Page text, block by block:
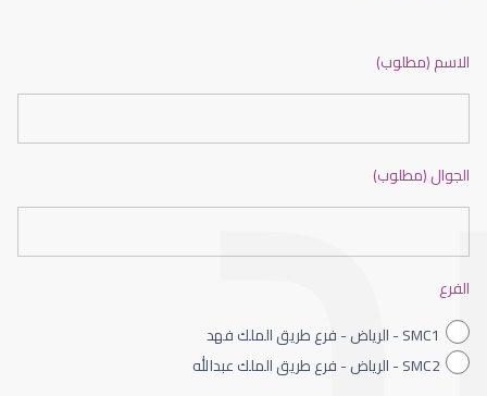
القرنية المخروطيةالاسم (مطلوب)
الجوال (مطلوب)
الفرع
SMC1 - الرياض - فرع طريق الملك فهد
SMC2 - الرياض - فرع طريق الملك عبدالله